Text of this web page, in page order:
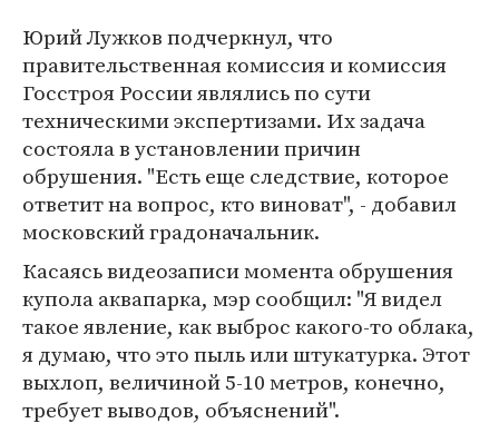
Юрий Лужков подчеркнул, что
правительственная комиссия и комиссия
Госстроя России являлись по сути
техническими экспертизами. Их задача
состояла в установлении причин
обрушения. "Есть еще следствие, которое
ответит на вопрос, кто виноват", - добавил
московский градоначальник.
Касаясь видеозаписи момента обрушения
купола аквапарка, мэр сообщил: "Я видел
такое явление, как выброс какого-то облака,
я думаю, что это пыль или штукатурка. Этот
выхлоп, величиной 5-10 метров, конечно,
требует выводов, объяснений".